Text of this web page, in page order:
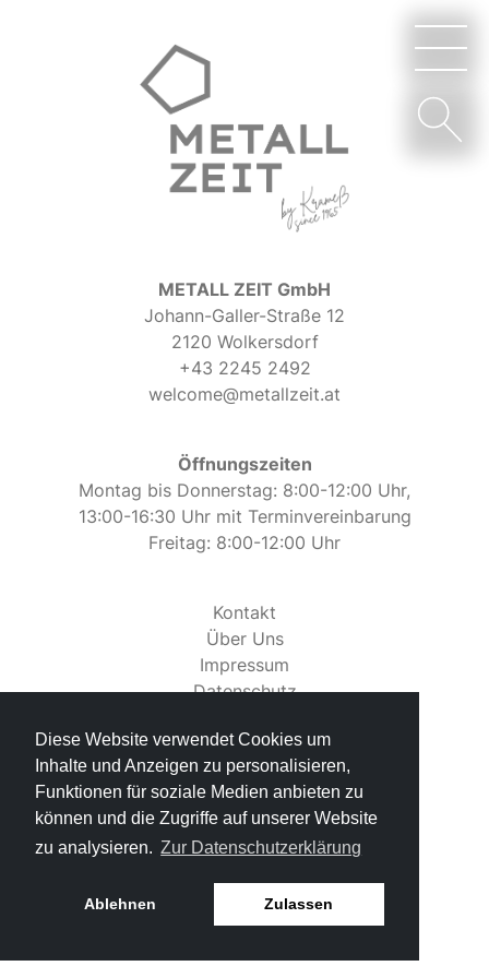
Diese Website verwendet Cookies um
Inhalte und Anzeigen zu personalisieren,
Funktionen für soziale Medien anbieten zu
können und die Zugriffe auf unserer Website
zu analysieren. Zur Datenschutzerklärung
Ablehnen Zulassen
METALL ZEIT GmbH
Johann-Galler-Straße 12
2120 Wolkersdorf
+43 2245 2492
welcome@metallzeit.at
Öffnungszeiten
Montag bis Donnerstag: 8:00-12:00 Uhr,
13:00-16:30 Uhr mit Terminvereinbarung
Freitag: 8:00-12:00 Uhr
Kontakt
Über Uns
Impressum
Datenschutz